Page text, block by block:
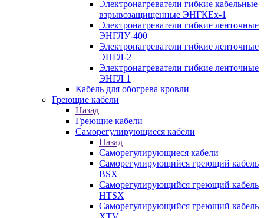
Электронагреватели гибкие кабельные
взрывозащищенные ЭНГКЕх-1
Электронагреватели гибкие ленточные
ЭНГЛУ-400
Электронагреватели гибкие ленточные
ЭНГЛ-2
Электронагреватели гибкие ленточные
ЭНГЛ 1
Кабель для обогрева кровли
Греющие кабели
Назад
Греющие кабели
Саморегулирующиеся кабели
Назад
Саморегулирующиеся кабели
Саморегулирующийся греющий кабель
BSX
Саморегулирующийся греющий кабель
HTSX
Саморегулирующийся греющий кабель